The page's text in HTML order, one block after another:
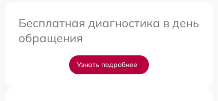
Бесплатная диагностика в день
обращения
Узнать подробнее